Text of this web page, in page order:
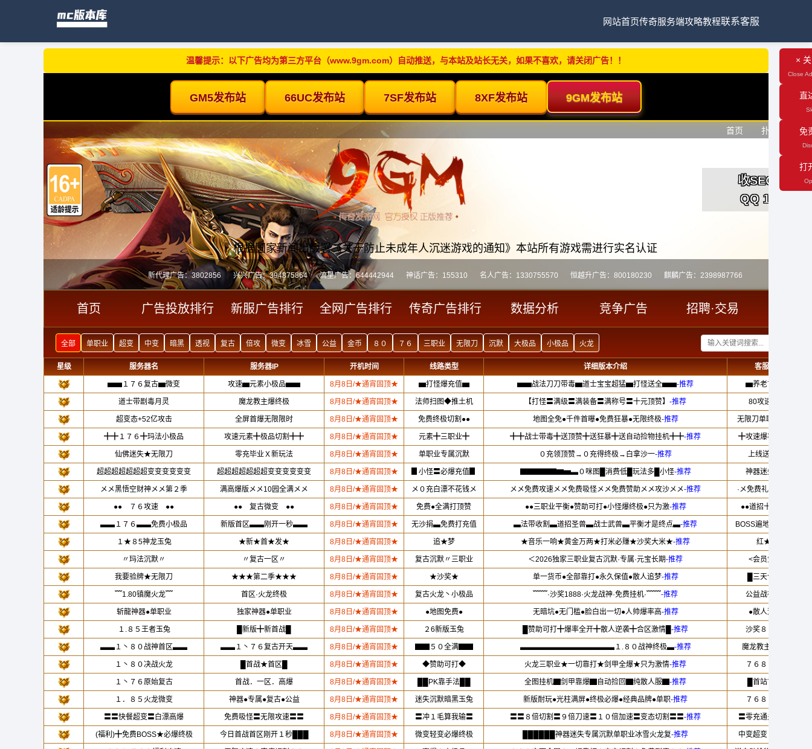
网站首页传奇服务端攻略教程联系客服
温馨提示：以下广告均为第三方平台（www.9gm.com）自动推送，与本站及站长无关，如果不喜欢，请关闭广告！！ ×
Close
直
免
打